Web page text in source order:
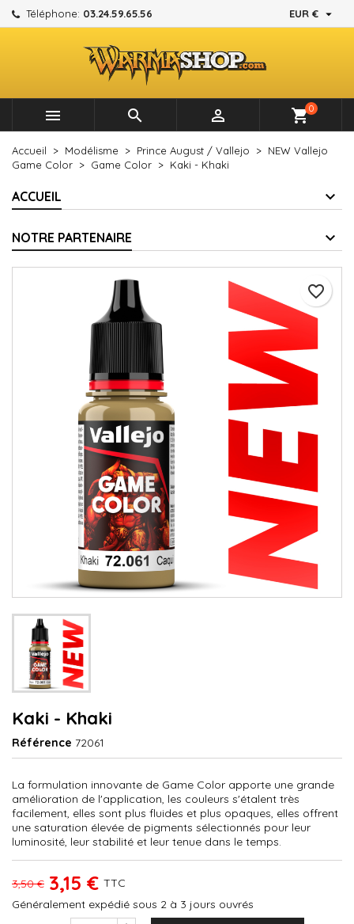
Téléphone: 03.24.59.65.56 EUR € 
   shopping_cart0
Accueil Modélisme Prince August / Vallejo
NEW Vallejo
Game Color
Game Color Kaki - Khaki
ACCUEIL
NOTRE PARTENAIRE
Kaki - Khaki
Référence 72061
La formulation innovante de Game Color apporte une grande
amélioration de l'application, les couleurs s'étalent très
facilement, elles sont plus fluides et plus opaques, elles offrent
une saturation élevée de pigments sélectionnés pour leur
luminosité, leur stabilité et leur tenue dans le temps.
3,50 € 3,15 € TTC
Généralement expédié sous 2 à 3 jours ouvrés
favorite_border
Mes listes d'envies ×
Créer une nouvelle liste
Créer une liste d'envies ×
Nom de la liste d'envies
Annuler Créer une liste d'envies
Connexion ×
Vous devez être connecté pour ajouter des produits à
votre liste d'envies.